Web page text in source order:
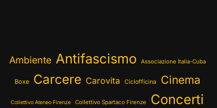
Ambiente Antifascismo Associazione Italia-Cuba
Boxe Carcere Carovita Ciclofficina Cinema
Collettivo Ateneo Firenze Collettivo Spartaco Firenze Concerti